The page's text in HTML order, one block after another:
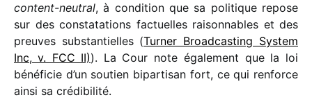
content-neutral, à condi­tion que sa poli­tique repose
sur des consta­ta­tions factuelles raison­nables et des
preuves substan­tielles (Turner Broadcasting System
Inc, v. FCC II)). La Cour note égale­ment que la loi
béné­fi­cie d’un soutien bipar­ti­san fort, ce qui renforce
ainsi sa crédibilité.